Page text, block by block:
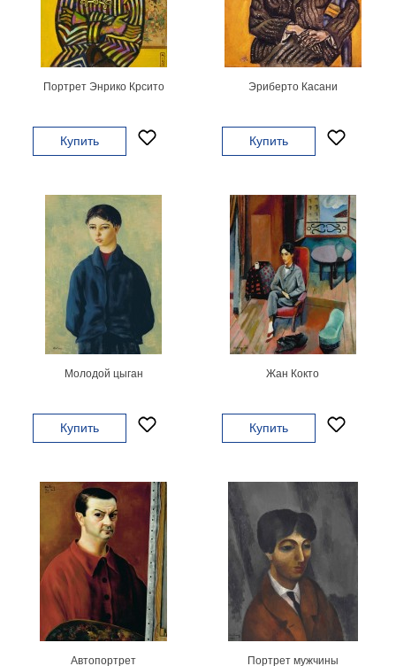
Мотивирующие
Посмотреть
холсте
размеров
работы
Портрет Энрико Крсито
Купить
Эриберто Касани
Купить
Молодой цыган
Купить
Жан Кокто
Купить
Автопортрет Портрет мужчины